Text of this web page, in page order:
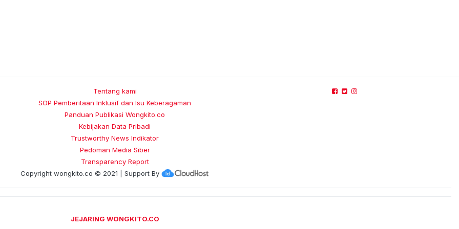
Tentang kami
SOP Pemberitaan Inklusif dan Isu Keberagaman
Panduan Publikasi Wongkito.co
Kebijakan Data Pribadi
Trustworthy News Indikator
Pedoman Media Siber
Transparency Report
Copyright wongkito.co © 2021 | Support By
JEJARING WONGKITO.CO